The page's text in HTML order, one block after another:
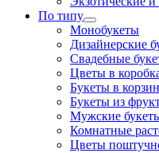
По типу
Монобукеты
Дизайнерские
Свадебные
Цветы в
Букеты в
Букеты из
Мужские
Комнатные
Цветы